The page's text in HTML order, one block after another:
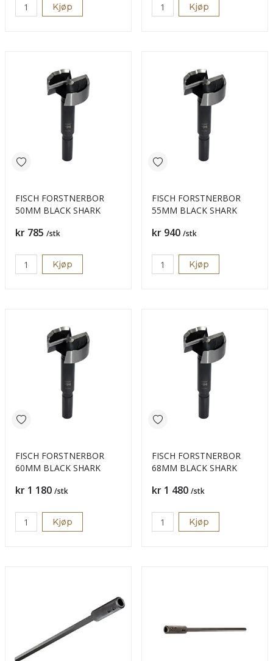
Kjøp Kjøp
FISCH FORSTNERBOR
50MM BLACK SHARK
Pris
kr 785 /stk
Kjøp
FISCH FORSTNERBOR
55MM BLACK SHARK
Pris
kr 940 /stk
Kjøp
FISCH FORSTNERBOR
60MM BLACK SHARK
Pris
kr 1 180 /stk
Kjøp
FISCH FORSTNERBOR
68MM BLACK SHARK
Pris
kr 1 480 /stk
Kjøp